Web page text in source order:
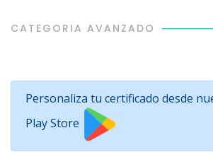
CATEGORIA AVANZADO
Personaliza tu certificado desde
Play Store